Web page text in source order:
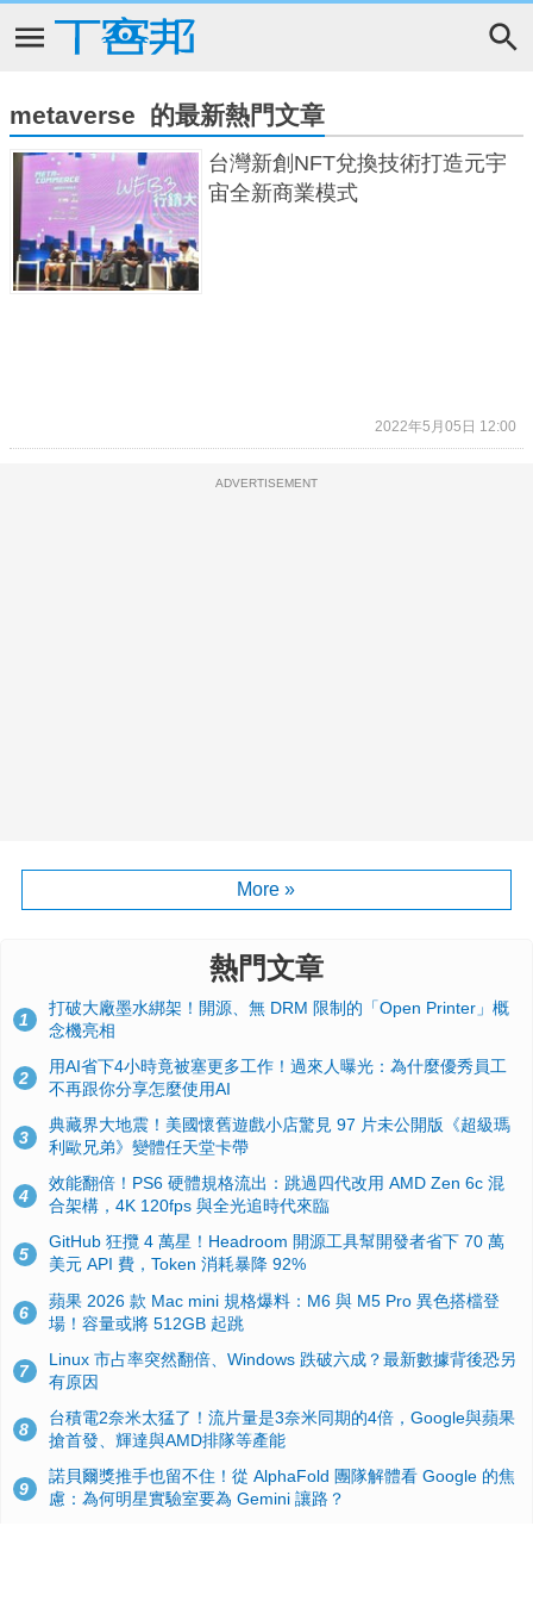
metaverse 的最新熱門文章
台灣新創NFT兌換技術打造元宇
宙全新商業模式
2022年5月05日 12:00
ADVERTISEMENT
More »
熱門文章
1
打破大廠墨水綁架！開源、無 DRM 限制的「Open Printer」概
念機亮相
2
用AI省下4小時竟被塞更多工作！過來人曝光：為什麼優秀員工
不再跟你分享怎麼使用AI
3
典藏界大地震！美國懷舊遊戲小店驚見 97 片未公開版《超級瑪
利歐兄弟》變體任天堂卡帶
4
效能翻倍！PS6 硬體規格流出：跳過四代改用 AMD Zen 6c 混
合架構，4K 120fps 與全光追時代來臨
5
GitHub 狂攬 4 萬星！Headroom 開源工具幫開發者省下 70 萬
美元 API 費，Token 消耗暴降 92%
6
蘋果 2026 款 Mac mini 規格爆料：M6 與 M5 Pro 異色搭檔登
場！容量或將 512GB 起跳
7
Linux 市占率突然翻倍、Windows 跌破六成？最新數據背後恐另
有原因
8
台積電2奈米太猛了！流片量是3奈米同期的4倍，Google與蘋果
搶首發、輝達與AMD排隊等產能
9
諾貝爾獎推手也留不住！從 AlphaFold 團隊解體看 Google 的焦
慮：為何明星實驗室要為 Gemini 讓路？